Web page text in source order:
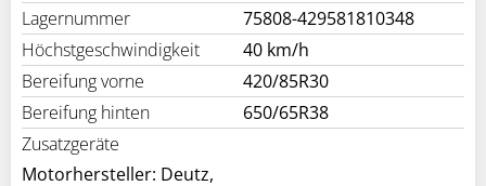
Lagernummer
75808-429581810348
Höchstgeschwindigkeit
40 km/h
Bereifung vorne
420/85R30
Bereifung hinten
650/65R38
Zusatzgeräte
Motorhersteller: Deutz,